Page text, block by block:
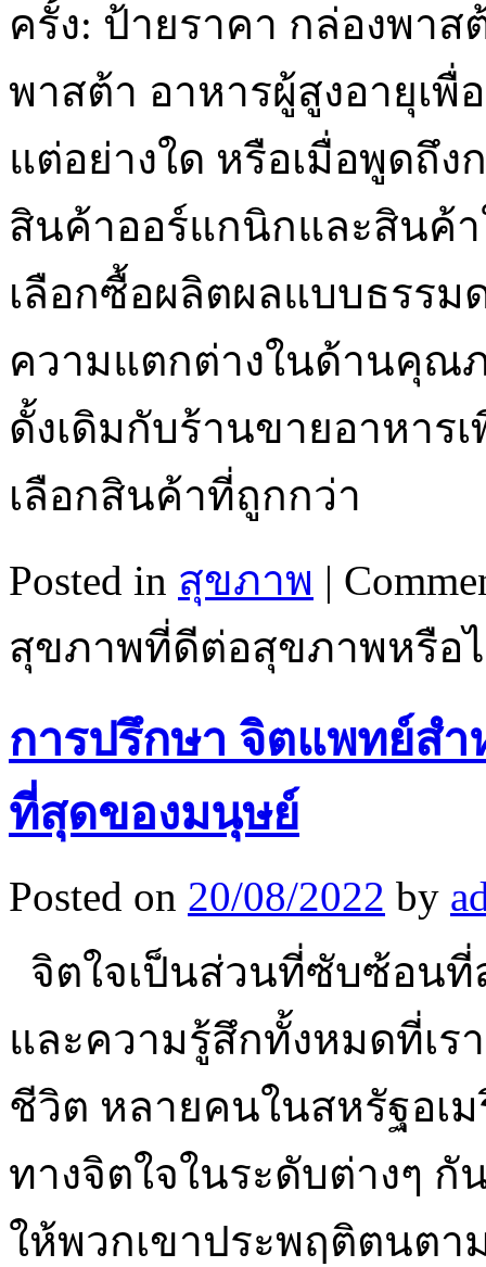
ครั้ง: ป้ายราคา กล่องพา
พาสต้า อาหารผู้สูงอายุเ
แต่อย่างใด หรือเมื่อพูดถึ
สินค้าออร์แกนิกและสินค้
เลือกซื้อผลิตผลแบบธรร
ความแตกต่างในด้านคุณ
ดั้งเดิมกับร้านขายอาหา
เลือกสินค้าที่ถูกกว่า
Posted in สุขภาพ |
สุขภาพที่ดีต่อสุขภาพหรือ
การปรึกษา จิตแพทย์ส
ที่สุดของมนุษย์
Posted on 20/08/2022 by
จิตใจเป็นส่วนที่ซับซ้อน
และความรู้สึกทั้งหมดที่เร
ชีวิต หลายคนในสหรัฐอเ
ทางจิตใจในระดับต่างๆ
ให้พวกเขาประพฤติตนต